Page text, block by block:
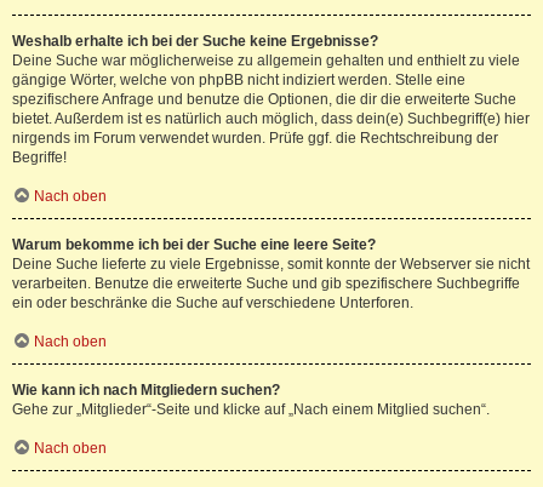
Weshalb erhalte ich bei der Suche keine Ergebnisse?
Deine Suche war möglicherweise zu allgemein gehalten und enthielt zu viele
gängige Wörter, welche von phpBB nicht indiziert werden. Stelle eine
spezifischere Anfrage und benutze die Optionen, die dir die erweiterte Suche
bietet. Außerdem ist es natürlich auch möglich, dass dein(e) Suchbegriff(e) hier
nirgends im Forum verwendet wurden. Prüfe ggf. die Rechtschreibung der
Begriffe!
Nach oben
Warum bekomme ich bei der Suche eine leere Seite?
Deine Suche lieferte zu viele Ergebnisse, somit konnte der Webserver sie nicht
verarbeiten. Benutze die erweiterte Suche und gib spezifischere Suchbegriffe
ein oder beschränke die Suche auf verschiedene Unterforen.
Nach oben
Wie kann ich nach Mitgliedern suchen?
Gehe zur „Mitglieder“-Seite und klicke auf „Nach einem Mitglied suchen“.
Nach oben